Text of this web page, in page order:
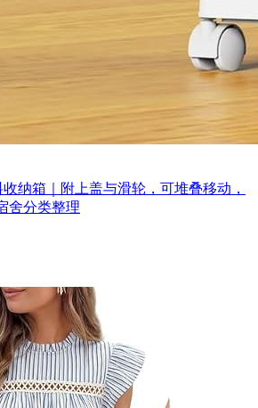
纳箱｜附上盖与滑轮，可堆叠移动，
舍分类整理